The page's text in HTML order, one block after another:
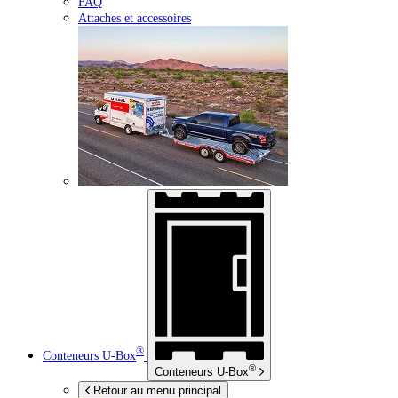
Attaches et accessoires
Conteneurs U-Box®
Conteneurs U-Box®
Retour au menu principal